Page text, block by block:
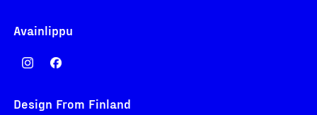
Avainlippu
Design From Finland